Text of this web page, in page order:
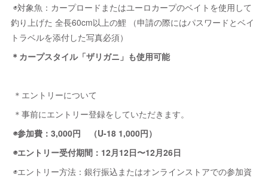
◉対象魚：カープロードまたはユーロカープのベイトを使用して
釣り上げた 全長60cm以上の鯉 （申請の際にはパスワードとベイ
トラベルを添付した写真必須）
＊カープスタイル「ザリガニ」も使用可能
＊エントリーについて
＊事前にエントリー登録をしていただきます。
◉参加費：3,000円 （U-18 1,000円）
◉エントリー受付期間：12月12日〜12月26日
◉エントリー方法：銀行振込またはオンラインストアでの参加資